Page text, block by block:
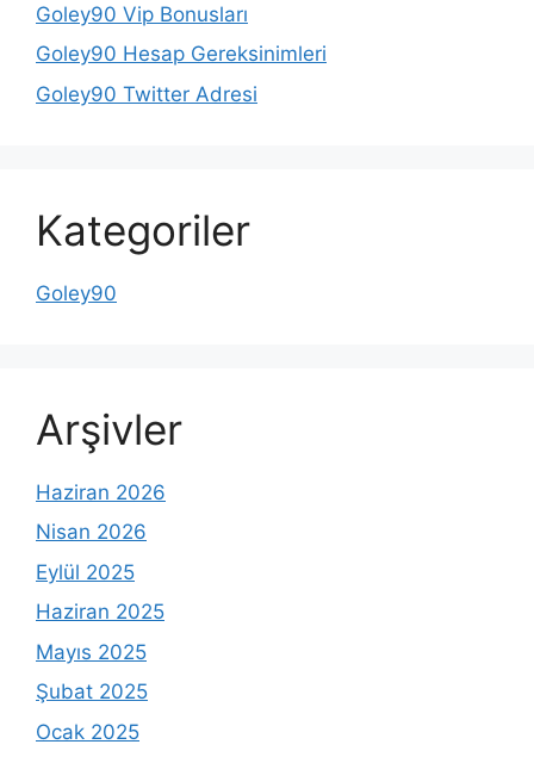
Goley90 Vip Bonusları
Goley90 Hesap Gereksinimleri
Goley90 Twitter Adresi
Kategoriler
Goley90
Arşivler
Haziran 2026
Nisan 2026
Eylül 2025
Haziran 2025
Mayıs 2025
Şubat 2025
Ocak 2025